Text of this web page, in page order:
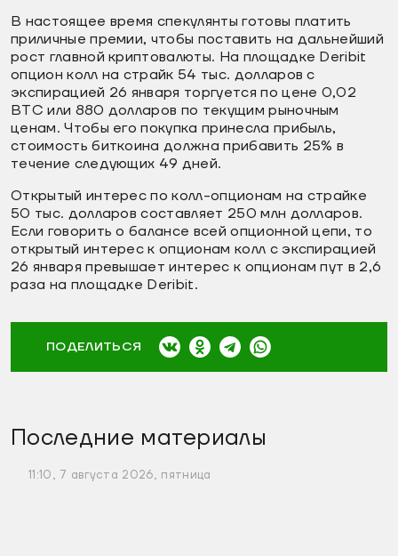
В настоящее время спекулянты готовы платить
приличные премии, чтобы поставить на дальнейший
рост главной криптовалюты. На площадке Deribit
опцион колл на страйк 54 тыс. долларов с
экспирацией 26 января торгуется по цене 0,02
BTC или 880 долларов по текущим рыночным
ценам. Чтобы его покупка принесла прибыль,
стоимость биткоина должна прибавить 25% в
течение следующих 49 дней.
Открытый интерес по колл-опционам на страйке
50 тыс. долларов составляет 250 млн долларов.
Если говорить о балансе всей опционной цепи, то
открытый интерес к опционам колл с экспирацией
26 января превышает интерес к опционам пут в 2,6
раза на площадке Deribit.
ПОДЕЛИТЬСЯ
Последние материалы
11:10, 7 августа 2026, пятница